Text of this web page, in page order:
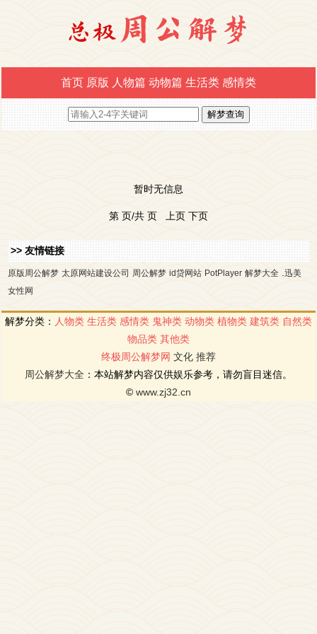
首页 原版 人物篇 动物篇 生活类 感情类
暂时无信息
第 页/共 页 上页 下页
>> 友情链接
原版周公解梦 太原网站建设公司 周公解梦 id贷网站 PotPlayer 解梦大全
迅美
女性网
解梦分类： 人物类 生活类 感情类 鬼神类 动物类 植物类 建筑类 自然类
物品类 其他类
终极周公解梦网 文化 推荐
周公解梦大全 ：本站解梦内容仅供娱乐参考，请勿盲目迷信。
© www.zj32.cn